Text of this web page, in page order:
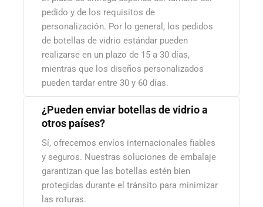
pedido y de los requisitos de
personalización. Por lo general, los pedidos
de botellas de vidrio estándar pueden
realizarse en un plazo de 15 a 30 días,
mientras que los diseños personalizados
pueden tardar entre 30 y 60 días.
¿Pueden enviar botellas de vidrio a
otros países?
Sí, ofrecemos envíos internacionales fiables
y seguros. Nuestras soluciones de embalaje
garantizan que las botellas estén bien
protegidas durante el tránsito para minimizar
las roturas.